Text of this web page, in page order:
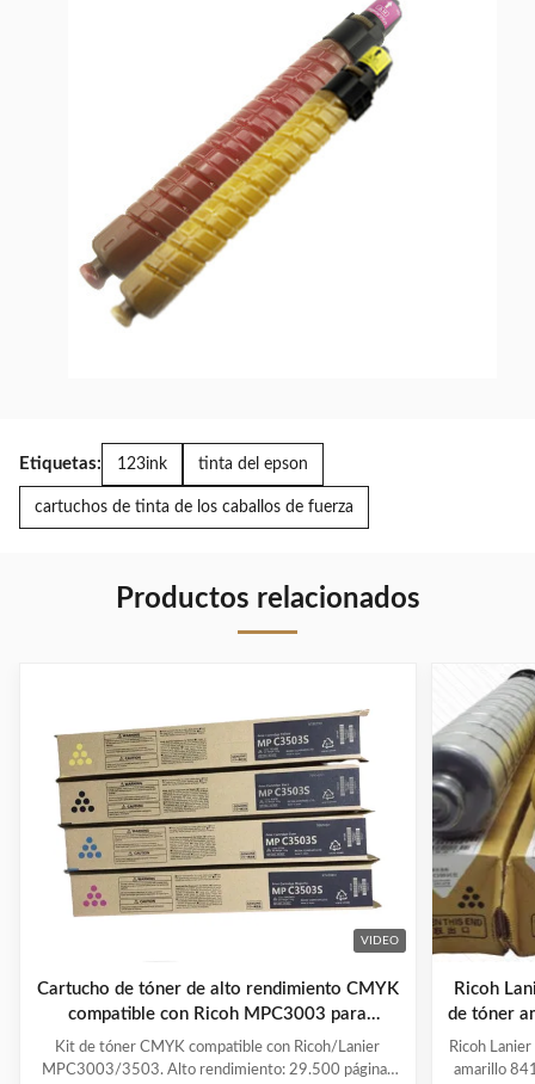
Etiquetas: 123ink tinta del epson
cartuchos de tinta de los caballos de fuerza
Productos relacionados
VIDEO
Cartucho de tóner de alto rendimiento CMYK
compatible con Ricoh MPC3003 para
copiadoras
Kit de tóner CMYK compatible con Ricoh/Lanier
MPC3003/3503. Alto rendimiento: 29.500 páginas
Ricoh
de tóner
Ricoh
amarillo